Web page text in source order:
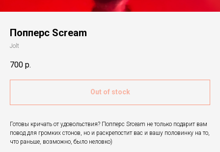
Попперс Scream
Jolt
700 р.
Out of stock
Готовы кричать от удовольствия? Попперс Srceam не только подарит вам
повод для громких стонов, но и раскрепостит вас и вашу половинку на то,
что раньше, возможно, было неловко)